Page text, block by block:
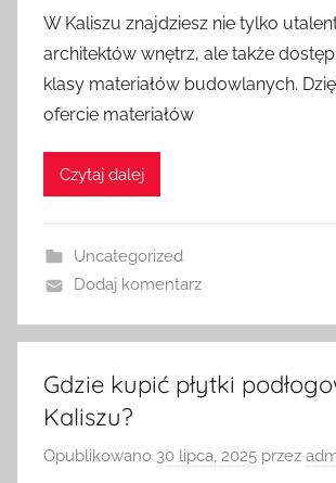
W Kaliszu znajdziesz nie tylko
architektów wnętrz, ale także
klasy materiałów budowlanych.
ofercie materiałów
Czytaj dalej
Uncategorized
Dodaj komentarz
Gdzie kupić płytki
Kaliszu?
Opublikowano 30 lipca, 2025 przez